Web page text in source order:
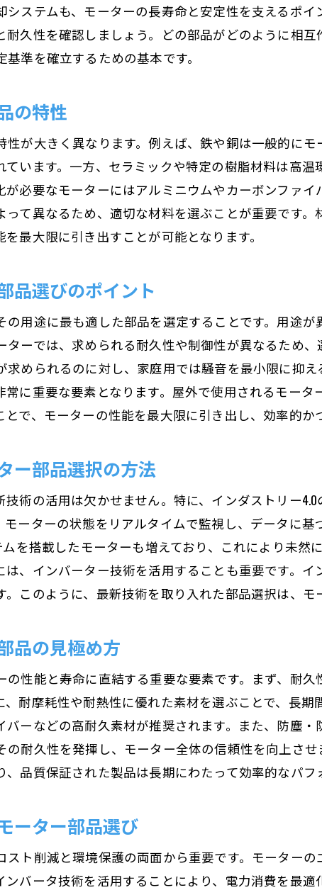
異常検知機能を備えた部品のメリット
環境に適したモーター部品の選定
長寿命を実現する部品の特長
異常発見を早める部品選びのポイント
自己診断機能を持つモーター部品メー
トラブルシューティングを効率化する
自己診断技術の最新動向
診断精度が高い部品の選定基準
防塵性能が必要な環境とその影響
防水性能がもたらすモーターの保護効
過酷な現場で活躍する部品選び
防塵・防水規格の理解と活用法
長期使用に耐える設計のポイント
モーター部品の品質評価基準
長期使用に適した部品の選び方
安定動作を維持するための信頼性テス
安全性を高める部品の選定方法
品質保証が充実したメーカー選び
メンテナンスを楽にするモーター部品選びの
メンテナンス頻度を減らす自己潤滑部品
簡単に修理可能なデザインの部品選び
メンテナンスコストを抑える部品選定
故障時の迅速な対応を可能にする部品
摩耗を抑えるためのモーター部品の選定基準
摩耗抵抗性が高い材料の選び方
摩耗を最小限に抑える設計の特徴
ステムも、モーターの長寿命と安定性を支えるポ
耐久性を確認しましょう。どの部品がどのように相
準を確立するための基本です。
の特性
性が大きく異なります。例えば、鉄や銅は一般的に
います。一方、セラミックや特定の樹脂材料は高
必要なモーターにはアルミニウムやカーボンファ
て異なるため、適切な材料を選ぶことが重要です
最大限に引き出すことが可能となります。
品選びのポイント
用途に最も適した部品を選定することです。用途
ターでは、求められる耐久性や制御性が異なるため
められるのに対し、家庭用では騒音を最小限に抑え
に重要な要素となります。屋外で使用されるモー
で、モーターの性能を最大限に引き出し、効率的か
ー部品選択の方法
術の活用は欠かせません。特に、インダストリー
ーターの状態をリアルタイムで監視し、データに
を搭載したモーターも増えており、これにより未
、インバーター技術を活用することも重要です。イ
このように、最新技術を取り入れた部品選択は、モ
品の見極め方
の性能と寿命に直結する重要な要素です。まず、耐
耐摩耗性や耐熱性に優れた素材を選ぶことで、長
バーなどの高耐久素材が推奨されます。また、防塵
耐久性を発揮し、モーター全体の信頼性を向上さ
品質保証された製品は長期にわたって効率的なパフ
ーター部品選び
ト削減と環境保護の両面から重要です。モーター
バータ技術を活用することにより、電力消費を最